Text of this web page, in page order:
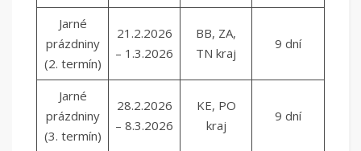
Jarné
prázdniny
(2. termín)
21.2.2026
– 1.3.2026
BB, ZA,
TN kraj
9 dní
Jarné
prázdniny
(3. termín)
28.2.2026
– 8.3.2026
KE, PO
kraj
9 dní